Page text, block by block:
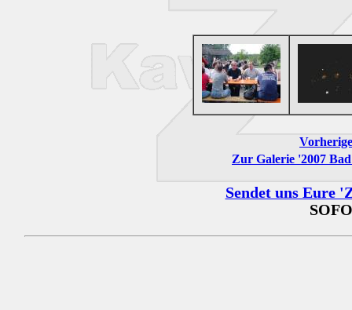
Zur Galerie '2007
Sendet uns Eure